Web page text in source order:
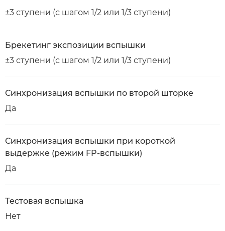
±3 ступени (с шагом 1/2 или 1/3 ступени)
Брекетинг экспозиции вспышки
±3 ступени (с шагом 1/2 или 1/3 ступени)
Синхронизация вспышки по второй шторке
Да
Синхронизация вспышки при короткой
выдержке (режим FP-вспышки)
Да
Тестовая вспышка
Нет